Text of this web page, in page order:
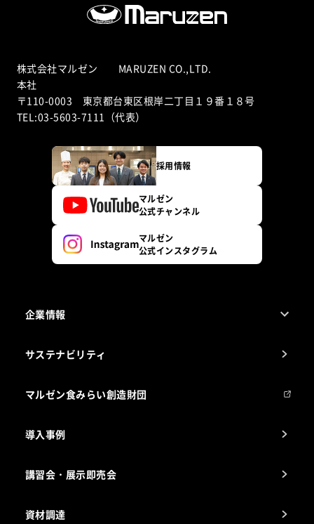
株式会社マルゼン MARUZEN CO.,LTD.
本社
〒110-0003 東京都台東区根岸二丁目１９番１８号
TEL:03-5603-7111（代表）
採用情報
マルゼン
公式チャンネル
マルゼン
公式インスタグラム
企業情報
会社組織
製品の開発
事業所一覧
サステナビリティ
マルゼン食みらい創造財団
導入事例
講習会・展示即売会
資材調達